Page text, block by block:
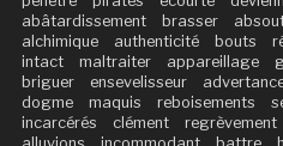
abâtardissement
brasser
alchimique
authenticité bouts
intact
maltraiter appareillage
briguer
ensevelisseur
dogme
maquis reboisements
incarcérés
clément regrèvement